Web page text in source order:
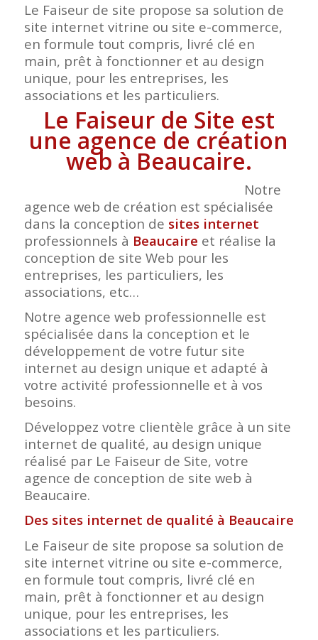
Le Faiseur de site propose sa solution de
site internet vitrine ou site e-commerce,
en formule tout compris, livré clé en
main, prêt à fonctionner et au design
unique, pour les entreprises, les
associations et les particuliers.
Le Faiseur de Site est
une agence de création
web à Beaucaire.
Notre
agence web de création est spécialisée
dans la conception de sites internet
professionnels à Beaucaire et réalise la
conception de site Web pour les
entreprises, les particuliers, les
associations, etc…
Notre agence web professionnelle est
spécialisée dans la conception et le
développement de votre futur site
internet au design unique et adapté à
votre activité professionnelle et à vos
besoins.
Développez votre clientèle grâce à un site
internet de qualité, au design unique
réalisé par Le Faiseur de Site, votre
agence de conception de site web à
Beaucaire.
Des sites internet de qualité à Beaucaire
Le Faiseur de site propose sa solution de
site internet vitrine ou site e-commerce,
en formule tout compris, livré clé en
main, prêt à fonctionner et au design
unique, pour les entreprises, les
associations et les particuliers.